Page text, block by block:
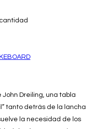
cantidad
Dreiling, una tabla
tanto detrás de la lancha
la necesidad de los